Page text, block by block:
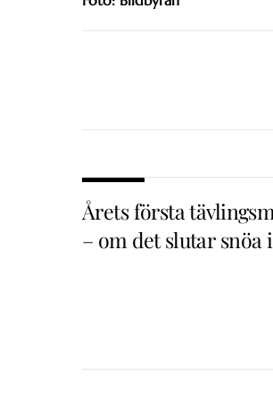
Årets första
– om det slutar snöa